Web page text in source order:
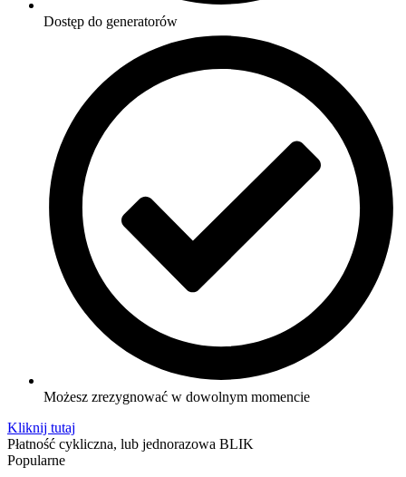
Dostęp do generatorów
Możesz zrezygnować w dowolnym momencie
Kliknij tutaj
Płatność cykliczna, lub jednorazowa BLIK
Popularne